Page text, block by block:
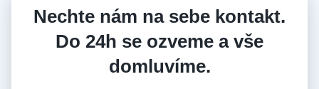
Nechte nám na sebe kontakt.
Do 24h se ozveme a vše
domluvíme.